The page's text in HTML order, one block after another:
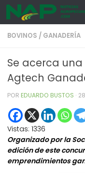
Skip to content
BOVINOS / GANADERÍA
Se acerca
Agtech
POR EDUARDO BUSTOS ·
Vistas: 1336
Organizado por la
edición de este
emprendimientos